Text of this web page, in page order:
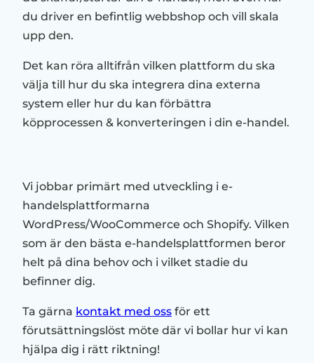
du driver en befintlig webbshop och vill skala
upp den.
Det kan röra alltifrån vilken plattform du ska
välja till hur du ska integrera dina externa
system eller hur du kan förbättra
köpprocessen & konverteringen i din e-handel.
Vi jobbar primärt med utveckling i e-
handelsplattformarna
WordPress/WooCommerce och Shopify. Vilken
som är den bästa e-handelsplattformen beror
helt på dina behov och i vilket stadie du
befinner dig.
Ta gärna kontakt med oss för ett
förutsättningslöst möte där vi bollar hur vi kan
hjälpa dig i rätt riktning!